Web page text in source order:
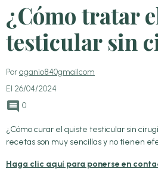
¿Cómo tratar
testicular sin
Poraganio840gmailcom
El 26/04/2024
0
¿Cómo curar el quiste testicular sin
recetas son muy sencillas y no tienen
Haga clic aquí para ponerse en